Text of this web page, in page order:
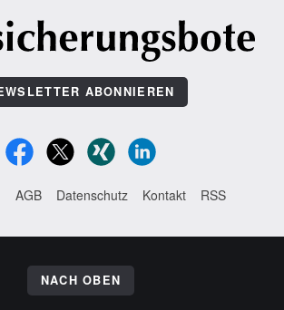
ABONNIEREN
AGB Datenschutz Kontakt RSS
NACH OBEN